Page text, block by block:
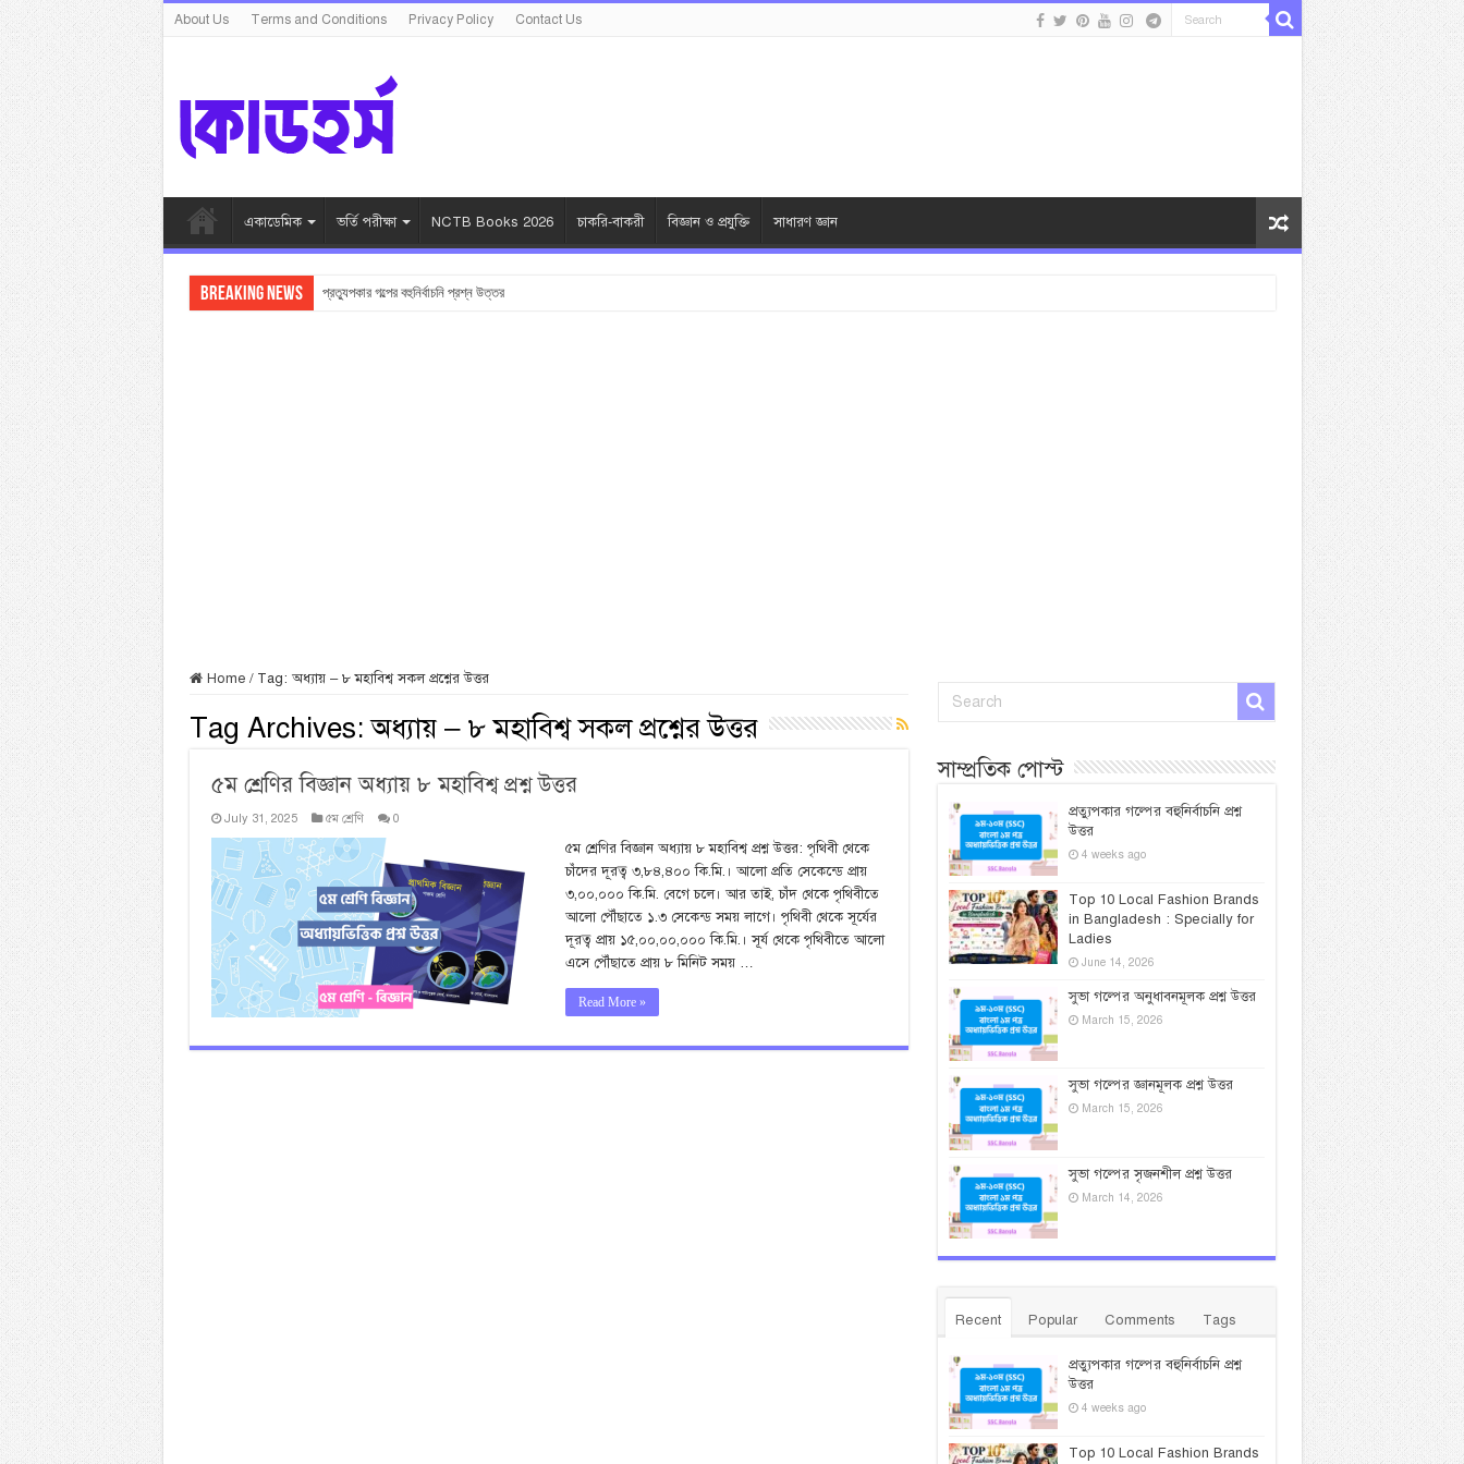
About Us Terms and Conditions Privacy Policy Contact Us
একাডেমিক ভর্তি পরীক্ষা NCTB Books 2026 চাকরি-বাকরী বিজ্ঞান ও প্রযুক্তি সাধারণ জ্ঞান
Breaking News প্রত্যুপকার গল্পের বহুনির্বাচনি প্রশ্ন উত্তর
Home / Tag: অধ্যায় – ৮ মহাবিশ্ব সকল প্রশ্নের উত্তর
Tag Archives:অধ্যায় – ৮ মহাবিশ্ব সকল প্রশ্নের উত্তর
৫ম শ্রেণির বিজ্ঞান অধ্যায় ৮ মহাবিশ্ব প্রশ্ন উত্তর
July 31, 2025 ৫ম শ্রেণি 0
৫ম শ্রেণির বিজ্ঞান অধ্যায় ৮ মহাবিশ্ব প্রশ্ন উত্তর: পৃথিবী থেকে
চাঁদের দূরত্ব ৩,৮৪,৪০০ কি.মি.। আলো প্রতি সেকেন্ডে প্রায়
৩,০০,০০০ কি.মি. বেগে চলে। আর তাই, চাঁদ থেকে পৃথিবীতে
আলো পৌঁছাতে ১.৩ সেকেন্ড সময় লাগে। পৃথিবী থেকে সূর্যের
দূরত্ব প্রায় ১৫,০০,০০,০০০ কি.মি.। সূর্য থেকে পৃথিবীতে আলো
এসে পৌঁছাতে প্রায় ৮ মিনিট সময় …
Read More »
সাম্প্রতিক পোস্ট
প্রত্যুপকার গল্পের বহুনির্বাচনি প্রশ্ন
উত্তর
4 weeks ago
Top 10 Local Fashion Brands
in Bangladesh : Specially for
Ladies
June 14, 2026
সুভা গল্পের অনুধাবনমূলক প্রশ্ন উত্তর
March 15, 2026
সুভা গল্পের জ্ঞানমূলক প্রশ্ন উত্তর
March 15, 2026
সুভা গল্পের সৃজনশীল প্রশ্ন উত্তর
March 14, 2026
Recent Popular Comments Tags
প্রত্যুপকার গল্পের বহুনির্বাচনি প্রশ্ন
উত্তর
4 weeks ago
Top 10 Local Fashion Brands